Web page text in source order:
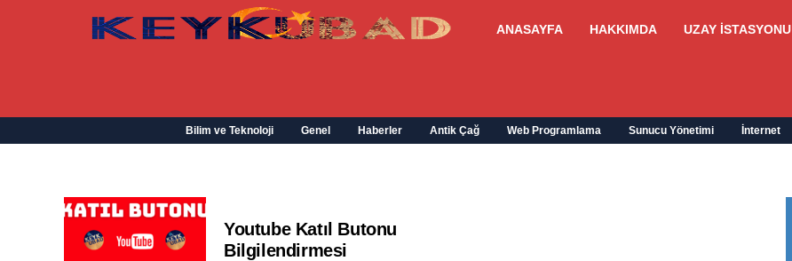
ANASAYFA HAKKIMDA UZAY İSTASYONU
Bilim ve Teknoloji Genel Haberler Antik Çağ Web Programlama Sunucu Yönetimi İnternet
Youtube Katıl Butonu
Bilgilendirmesi